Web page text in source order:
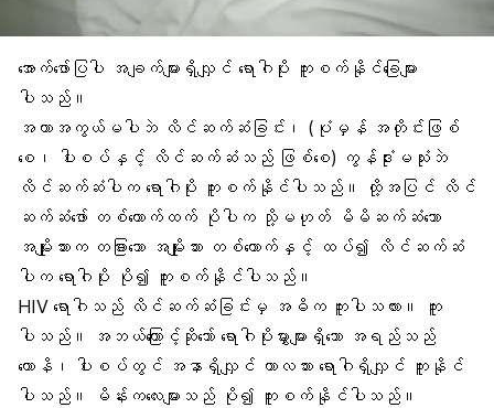
အောက်ဖော်ပြပါ အချက်များရှိလျှင် ရောဂါပိုး ကူးစက်နိုင်ခြေများ
ပါသည်။
အကာအကွယ်မပါဘဲ လိင်ဆက်ဆံခြင်း၊ (ပုံမှန် အတိုင်းဖြစ်
စေ၊ ပါးစပ်နှင့် လိင်ဆက်ဆံသည် ဖြစ်စေ) ကွန်ဒုံးမသုံးဘဲ
လိင်ဆက်ဆံပါက ရောဂါပိုး ကူးစက်နိုင်ပါသည်။ ထို့အပြင် လိင်
ဆက်ဆံဖော် တစ်ယောက်ထက် ပိုပါက သို့မဟုတ် မိမိဆက်ဆံသော
အမျိုးသားက တခြားသော အမျိုးသား တစ်ယောက်နှင့် ထပ်၍ လိင်ဆက်ဆံ
ပါက ရောဂါပိုး ပို၍ ကူးစက်နိုင်ပါသည်။
HIV ရောဂါသည် လိင်ဆက်ဆံခြင်းမှ အဓိက ကူးပါသလား။ ကူး
ပါသည်။ အဘယ်ကြောင့်ဆိုသော် ရောဂါပိုးမွှားများရှိသော အရည်သည်
ယောနိ၊ ပါးစပ်တွင် အနာရှိလျှင် ကာလသား ရောဂါရှိလျှင် ကူးနိုင်
ပါသည်။ မိန်းကလေးများသည် ပို၍ ကူးစက်နိုင်ပါသည်။